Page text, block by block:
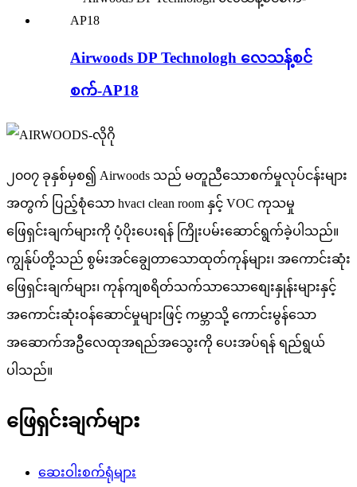
Airwoods DP Technologh လေသန့်စင်
စက်-AP18
၂၀၀၇ ခုနှစ်မှစ၍ Airwoods သည် မတူညီသောစက်မှုလုပ်ငန်းများ
အတွက် ပြည့်စုံသော hvac၊ clean room နှင့် VOC ကုသမှု
ဖြေရှင်းချက်များကို ပံ့ပိုးပေးရန် ကြိုးပမ်းဆောင်ရွက်ခဲ့ပါသည်။
ကျွန်ုပ်တို့သည် စွမ်းအင်ချွေတာသောထုတ်ကုန်များ၊ အကောင်းဆုံး
ဖြေရှင်းချက်များ၊ ကုန်ကျစရိတ်သက်သာသောစျေးနှုန်းများနှင့်
အကောင်းဆုံးဝန်ဆောင်မှုများဖြင့် ကမ္ဘာသို့ ကောင်းမွန်သော
အဆောက်အဦလေထုအရည်အသွေးကို ပေးအပ်ရန် ရည်ရွယ်
ပါသည်။
ဖြေရှင်းချက်များ
ဆေးဝါးစက်ရုံများ